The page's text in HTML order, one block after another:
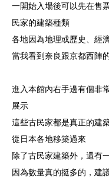
一開始入場後可以先在售
民家的建築種類
各地因為地理或歷史、經
當我看到奈良跟京都西陣
進入本館內右手邊有個非
展示
這些古民家都是真正的建
從日本各地移築過來
除了古民家建築外，還有
因為數量真的挺多的，建